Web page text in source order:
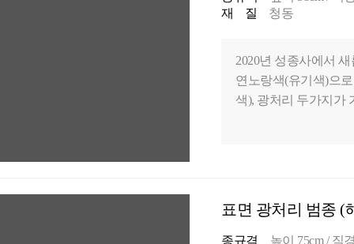
재 질
청동
2020년 성종사에서
연노랑색(유기색)으
색), 광처리 두가지가
표면 광처리 범종 (
종규격
높이 75cm / 직